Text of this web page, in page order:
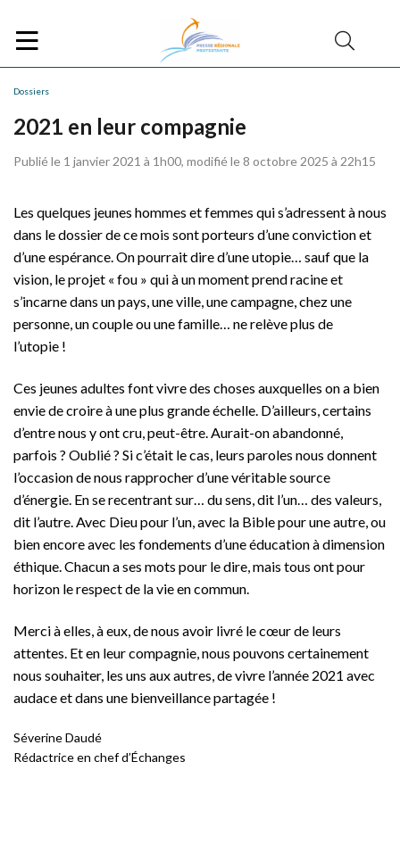
Dossiers
2021 en leur compagnie
Publié le 1 janvier 2021 à 1h00, modifié le 8 octobre 2025 à 22h15
Les quelques jeunes hommes et femmes qui s’adressent à nous
dans le dossier de ce mois sont porteurs d’une conviction et
d’une espérance. On pourrait dire d’une utopie… sauf que la
vision, le projet « fou » qui à un moment prend racine et
s’incarne dans un pays, une ville, une campagne, chez une
personne, un couple ou une famille… ne relève plus de
l’utopie !
Ces jeunes adultes font vivre des choses auxquelles on a bien
envie de croire à une plus grande échelle. D’ailleurs, certains
d’entre nous y ont cru, peut-être. Aurait-on abandonné,
parfois ? Oublié ? Si c’était le cas, leurs paroles nous donnent
l’occasion de nous rapprocher d’une véritable source
d’énergie. En se recentrant sur… du sens, dit l’un… des valeurs,
dit l’autre. Avec Dieu pour l’un, avec la Bible pour une autre, ou
bien encore avec les fondements d’une éducation à dimension
éthique. Chacun a ses mots pour le dire, mais tous ont pour
horizon le respect de la vie en commun.
Merci à elles, à eux, de nous avoir livré le cœur de leurs
attentes. Et en leur compagnie, nous pouvons certainement
nous souhaiter, les uns aux autres, de vivre l’année 2021 avec
audace et dans une bienveillance partagée !
Séverine Daudé
Rédactrice en chef d’Échanges